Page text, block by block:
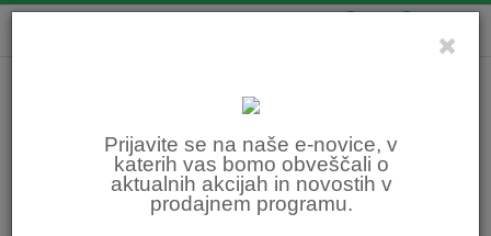
Prijavite se na naše e-novice, v
katerih vas bomo obveščali o
aktualnih akcijah in novostih v
prodajnem programu.